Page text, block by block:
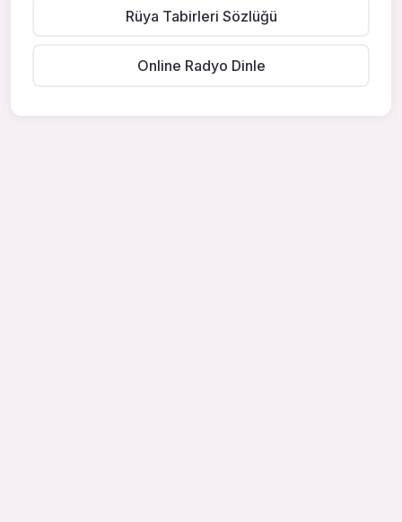
Rüya Tabirleri Sözlüğü
Online Radyo Dinle